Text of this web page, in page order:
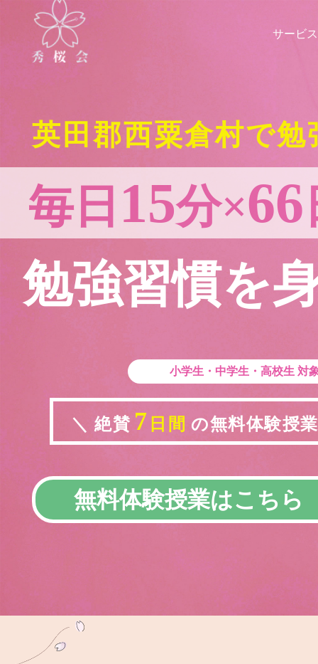
サービス
英田郡西粟倉村で
毎日 15分×66
勉強習慣を
小学生・中学生・高校生 対
＼ 絶賛 7 日間 の無料体験授
無料体験授業はこちら